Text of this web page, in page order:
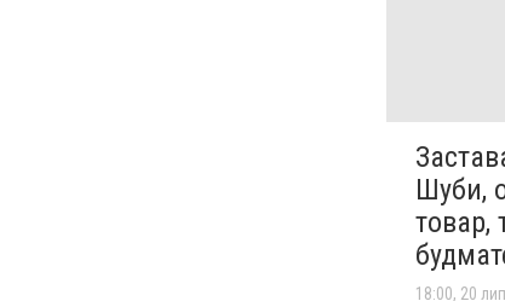
Шуби,
товар,
18:00, 20